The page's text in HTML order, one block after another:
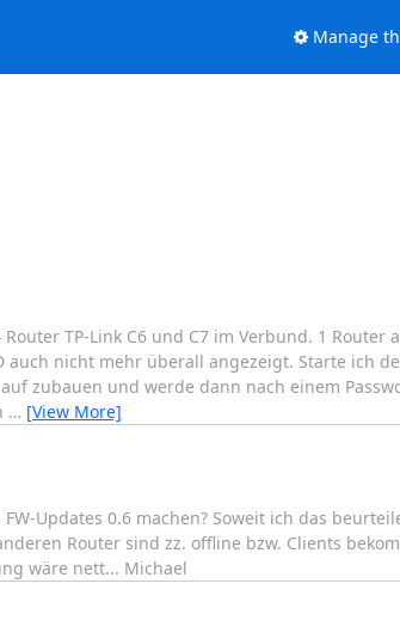
Manage
TP-Link C6 und C7 im Verbund. 1 Router
nicht mehr überall angezeigt. Starte ich
zubauen und werde dann nach einem
… [View More]
Updates 0.6 machen? Soweit ich das
Router sind zz. offline bzw. Clients
wäre nett... Michael